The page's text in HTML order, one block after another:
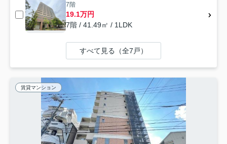
7階
19.1万円
7階 / 41.49㎡ / 1LDK
すべて見る（全7戸）
賃貸マンション